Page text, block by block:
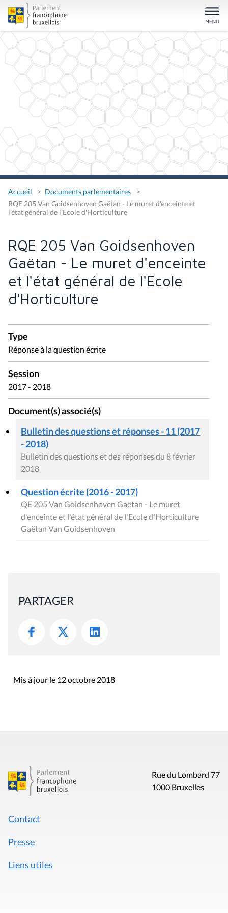
Accueil
Documents parlementaires
RQE 205 Van Goidsenhoven Gaëtan - Le muret d'enceinte et
l'état général de l'Ecole d'Horticulture
RQE 205 Van Goidsenhoven
Gaëtan - Le muret d'enceinte
et l'état général de l'Ecole
d'Horticulture
Type
Réponse à la question écrite
Session
2017 - 2018
Document(s) associé(s)
Bulletin des questions et réponses - 11 (2017
- 2018)
Bulletin des questions et des réponses du 8 février
2018
Question écrite (2016 - 2017)
QE 205 Van Goidsenhoven Gaëtan - Le muret
d'enceinte et l'état général de l'Ecole d'Horticulture
Gaëtan Van Goidsenhoven
PARTAGER
Mis à jour le 12 octobre 2018
Rue du Lombard 77
1000 Bruxelles
Contact
Presse
Liens utiles